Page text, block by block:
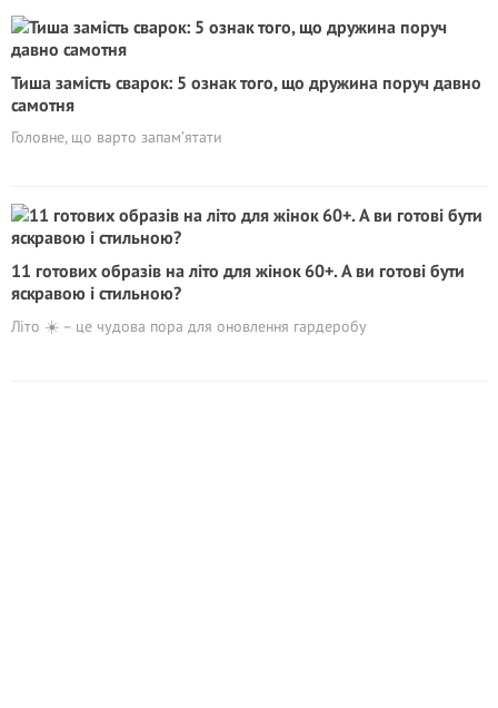
Тиша замість сварок: 5 ознак того, що дружина поруч давно
самотня
Головне, що варто запам’ятати
11 готових образів на літо для жінок 60+. А ви готові бути
яскравою і стильною?
Літо ☀️ – це чудова пора для оновлення гардеробу